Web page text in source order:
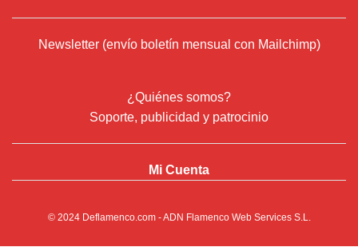
Newsletter (envío boletín mensual con Mailchimp)
¿Quiénes somos?
Soporte, publicidad y patrocinio
Mi Cuenta
© 2024 Deflamenco.com- ADN Flamenco Web Services S.L.